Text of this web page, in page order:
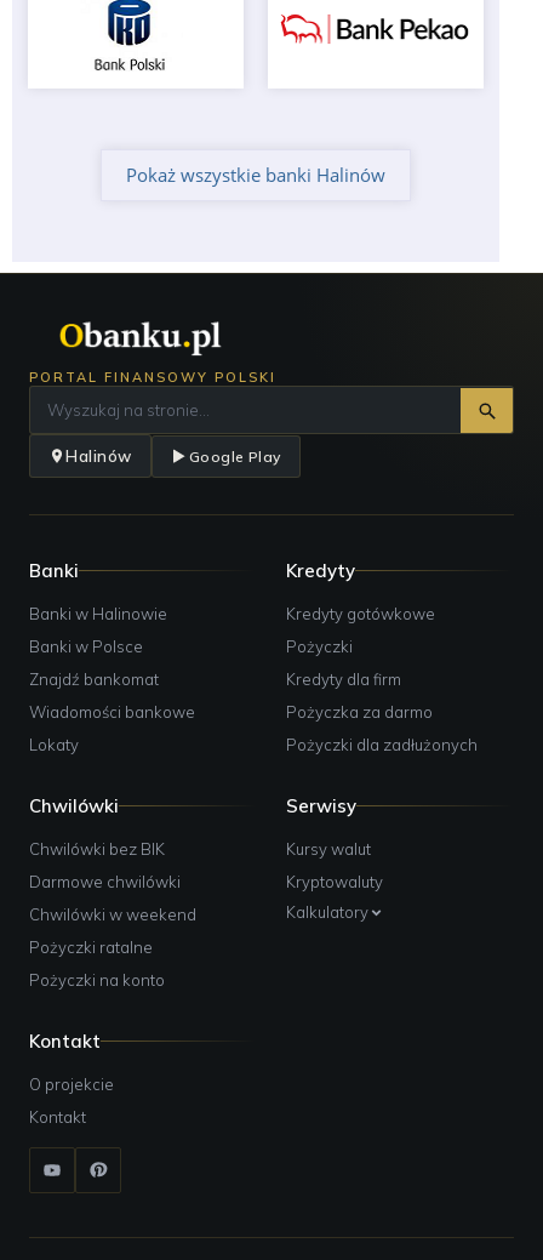
Pokaż wszystkie banki Halinów
PORTAL FINANSOWY POLSKI
Halinów Google Play
Banki
Banki w Halinowie
Banki w Polsce
Znajdź bankomat
Wiadomości bankowe
Lokaty
Kredyty
Kredyty gotówkowe
Pożyczki
Kredyty dla firm
Pożyczka za darmo
Pożyczki dla zadłużonych
Chwilówki
Chwilówki bez BIK
Darmowe chwilówki
Chwilówki w weekend
Pożyczki ratalne
Pożyczki na konto
Serwisy
Kursy walut
Kryptowaluty
Kalkulatory
Kontakt
O projekcie
Kontakt